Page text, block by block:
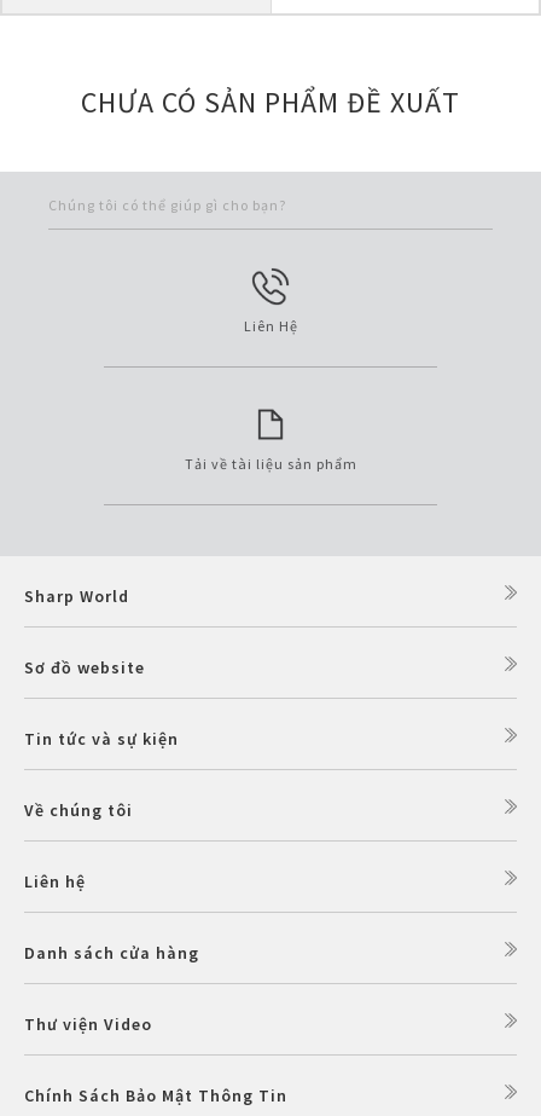
CHƯA CÓ SẢN PHẨM ĐỀ XUẤT
Chúng tôi có thể giúp gì cho bạn?
Liên Hệ
Tải về tài liệu sản phẩm
Sharp World
Sơ đồ website
Tin tức và sự kiện
Về chúng tôi
Liên hệ
Danh sách cửa hàng
Thư viện Video
Chính Sách Bảo Mật Thông Tin